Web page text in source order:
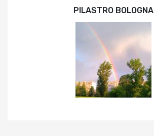
PILASTRO BOLOGNA